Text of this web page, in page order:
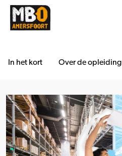
In het kort Over de opleiding